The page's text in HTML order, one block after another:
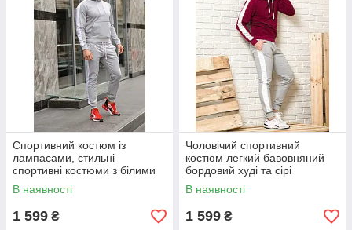
Спортивний костюм із
лампасами, стильні
спортивні костюми з білими
смужками сезону весна-осінь
В наявності
1 599 ₴
Чоловічий спортивний
костюм легкий бавовняний
бордовий худі та сірі
спортивні штани з
лампасами (смужки) хб
В наявності
1 599 ₴